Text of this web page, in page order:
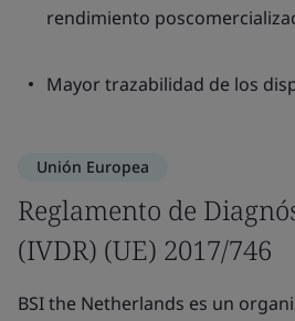
rendimiento
Mayor trazabilidad de los
Unión Europea
Reglamento de
(IVDR) (UE) 2017/746
BSI the Netherlands es un